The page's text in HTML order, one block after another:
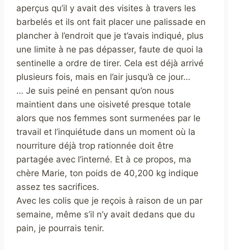
aperçus qu’il y avait des visites à travers les
barbelés et ils ont fait placer une palissade en
plancher à l’endroit que je t’avais indiqué, plus
une limite à ne pas dépasser, faute de quoi la
sentinelle a ordre de tirer. Cela est déjà arrivé
plusieurs fois, mais en l’air jusqu’à ce jour…
… Je suis peiné en pensant qu’on nous
maintient dans une oisiveté presque totale
alors que nos femmes sont surmenées par le
travail et l’inquiétude dans un moment où la
nourriture déjà trop rationnée doit être
partagée avec l’interné. Et à ce propos, ma
chère Marie, ton poids de 40,200 kg indique
assez tes sacrifices.
Avec les colis que je reçois à raison de un par
semaine, même s’il n’y avait dedans que du
pain, je pourrais tenir.